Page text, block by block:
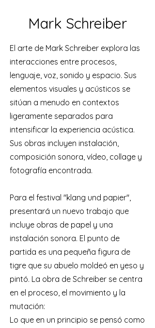
Mark Schreiber
El arte de Mark Schreiber explora las
interacciones entre procesos,
lenguaje, voz, sonido y espacio. Sus
elementos visuales y acústicos se
sitúan a menudo en contextos
ligeramente separados para
intensificar la experiencia acústica.
Sus obras incluyen instalación,
composición sonora, vídeo, collage y
fotografía encontrada.
Para el festival "klang und papier",
presentará un nuevo trabajo que
incluye obras de papel y una
instalación sonora. El punto de
partida es una pequeña figura de
tigre que su abuelo moldeó en yeso y
pintó. La obra de Schreiber se centra
en el proceso, el movimiento y la
mutación:
Lo que en un principio se pensó como